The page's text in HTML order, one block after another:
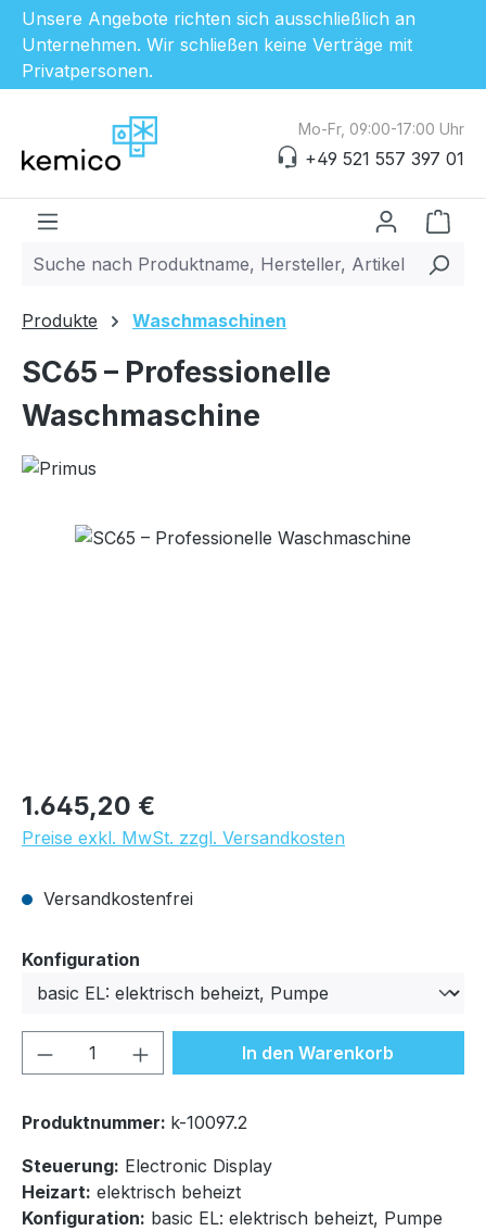
Unsere Angebote richten sich ausschließlich an
Unternehmen. Wir schließen keine Verträge mit
Privatpersonen.
Zum Hauptinhalt springen
Mo-Fr, 09:00-17:00 Uhr
+49 521 557 397 01
Produkte Waschmaschinen
SC65 – Professionelle
Waschmaschine
Bildergalerie überspringen
Regulärer Preis:
1.645,20 €
Preise exkl. MwSt. zzgl. Versandkosten
Versandkostenfrei
Konfiguration
Produkt Anzahl: Gib denIn den Warenkorb
Produktnummer: k-10097.2
Steuerung: Electronic Display
Heizart: elektrisch beheizt
Konfiguration: basic EL: elektrisch beheizt, Pumpe